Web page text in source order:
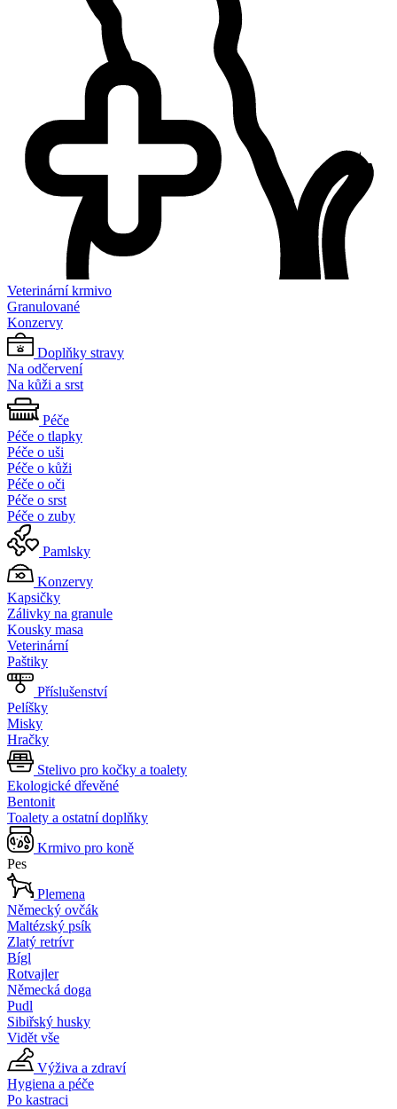
Veterinární krmivo
Granulované
Konzervy
Doplňky stravy
Na odčervení
Na kůži a srst
Péče
Péče o tlapky
Péče o uši
Péče o kůži
Péče o oči
Péče o srst
Péče o zuby
Pamlsky
Konzervy
Kapsičky
Zálivky na granule
Kousky masa
Veterinární
Paštiky
Příslušenství
Pelíšky
Misky
Hračky
Stelivo pro kočky a toalety
Ekologické dřevěné
Bentonit
Toalety a ostatní doplňky
Krmivo pro koně
Pes
Plemena
Německý ovčák
Maltézský psík
Zlatý retrívr
Bígl
Rotvajler
Německá doga
Pudl
Sibiřský husky
Vidět vše
Výživa a zdraví
Hygiena a péče
Po kastraci